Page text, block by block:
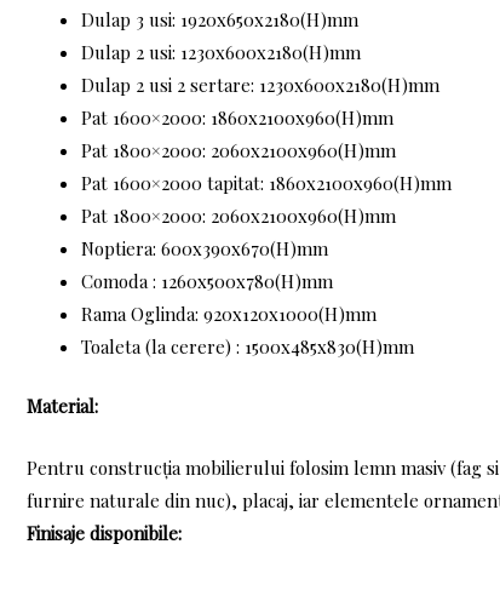
Dulap 3 usi: 1920x650x2180(H)mm
Dulap 2 usi: 1230x600x2180(H)mm
Dulap 2 usi 2 sertare: 1230x600x2180(H)mm
Pat 1600×2000: 1860x2100x960(H)mm
Pat 1800×2000: 2060x2100x960(H)mm
Pat 1600×2000 tapitat: 1860x2100x960(H)mm
Pat 1800×2000: 2060x2100x960(H)mm
Noptiera: 600x390x670(H)mm
Comoda : 1260x500x780(H)mm
Rama Oglinda: 920x120x1000(H)mm
Toaleta (la cerere) : 1500x485x830(H)mm
Material:
Pentru construcţia mobilierului folosim lemn masiv (fag
furnire naturale din nuc), placaj, iar elementele
Finisaje disponibile: